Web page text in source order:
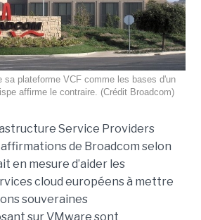
sa plateforme VCF comme les bases d'un
affirme le contraire. (Crédit Broadcom)
Service Providers
affirmations de Broadcom selon
en mesure d’aider les
cloud européens à mettre
souveraines
sur VMware sont